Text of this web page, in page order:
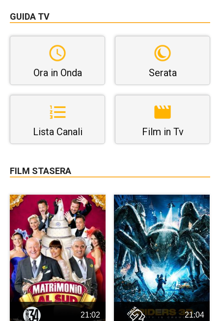
GUIDA TV
Ora in Onda Serata
Lista Canali Film in Tv
FILM STASERA
21:02 21:04